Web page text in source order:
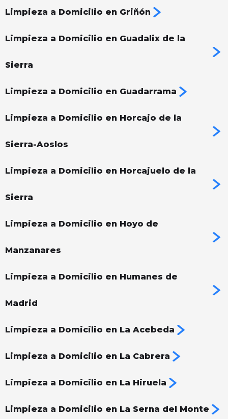
Limpieza a Domicilio en Griñón
Limpieza a Domicilio en Guadalix de la
Sierra
Limpieza a Domicilio en Guadarrama
Limpieza a Domicilio en Horcajo de la
Sierra-Aoslos
Limpieza a Domicilio en Horcajuelo de la
Sierra
Limpieza a Domicilio en Hoyo de
Manzanares
Limpieza a Domicilio en Humanes de
Madrid
Limpieza a Domicilio en La Acebeda
Limpieza a Domicilio en La Cabrera
Limpieza a Domicilio en La Hiruela
Limpieza a Domicilio en La Serna del Monte